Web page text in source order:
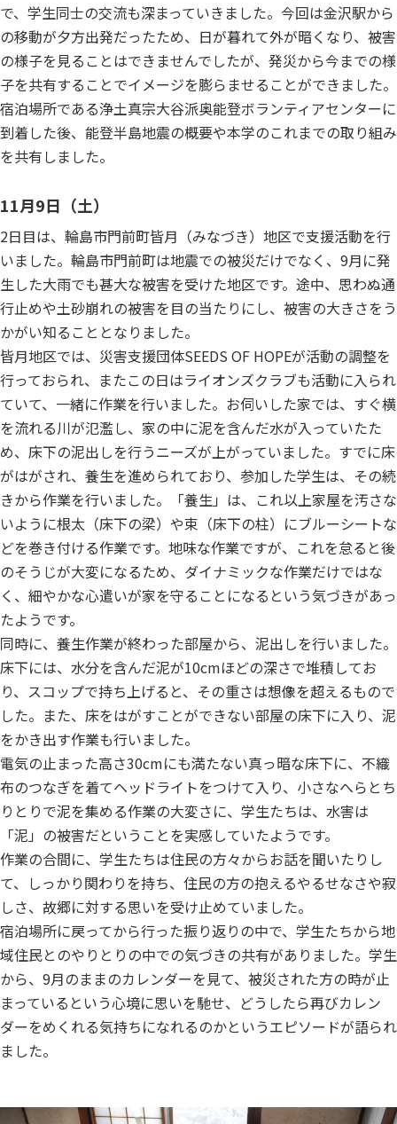
で、学生同士の交流も深まっていきました。今回は金沢駅から
の移動が夕方出発だったため、日が暮れて外が暗くなり、被害
の様子を見ることはできませんでしたが、発災から今までの様
子を共有することでイメージを膨らませることができました。
宿泊場所である浄土真宗大谷派奥能登ボランティアセンターに
到着した後、能登半島地震の概要や本学のこれまでの取り組み
を共有しました。
11月9日（土）
2日目は、輪島市門前町皆月（みなづき）地区で支援活動を行
いました。輪島市門前町は地震での被災だけでなく、9月に発
生した大雨でも甚大な被害を受けた地区です。途中、思わぬ通
行止めや土砂崩れの被害を目の当たりにし、被害の大きさをう
かがい知ることとなりました。
皆月地区では、災害支援団体SEEDS OF HOPEが活動の調整を
行っておられ、またこの日はライオンズクラブも活動に入られ
ていて、一緒に作業を行いました。お伺いした家では、すぐ横
を流れる川が氾濫し、家の中に泥を含んだ水が入っていたた
め、床下の泥出しを行うニーズが上がっていました。すでに床
がはがされ、養生を進められており、参加した学生は、その続
きから作業を行いました。「養生」は、これ以上家屋を汚さな
いように根太（床下の梁）や束（床下の柱）にブルーシートな
どを巻き付ける作業です。地味な作業ですが、これを怠ると後
のそうじが大変になるため、ダイナミックな作業だけではな
く、細やかな心遣いが家を守ることになるという気づきがあっ
たようです。
同時に、養生作業が終わった部屋から、泥出しを行いました。
床下には、水分を含んだ泥が10cmほどの深さで堆積してお
り、スコップで持ち上げると、その重さは想像を超えるもので
した。また、床をはがすことができない部屋の床下に入り、泥
をかき出す作業も行いました。
電気の止まった高さ30cmにも満たない真っ暗な床下に、不織
布のつなぎを着てヘッドライトをつけて入り、小さなへらとち
りとりで泥を集める作業の大変さに、学生たちは、水害は
「泥」の被害だということを実感していたようです。
作業の合間に、学生たちは住民の方々からお話を聞いたりし
て、しっかり関わりを持ち、住民の方の抱えるやるせなさや寂
しさ、故郷に対する思いを受け止めていました。
宿泊場所に戻ってから行った振り返りの中で、学生たちから地
域住民とのやりとりの中での気づきの共有がありました。学生
から、9月のままのカレンダーを見て、被災された方の時が止
まっているという心境に思いを馳せ、どうしたら再びカレン
ダーをめくれる気持ちになれるのかというエピソードが語られ
ました。